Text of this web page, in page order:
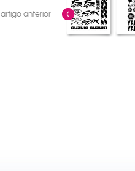
artigo anterior